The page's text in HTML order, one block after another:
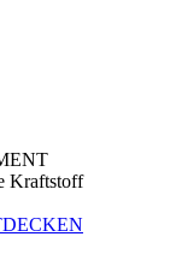
Kraftstoff